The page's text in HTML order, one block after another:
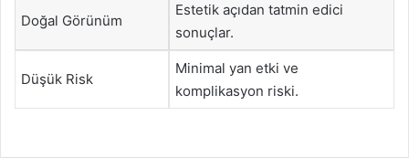
Doğal Görünüm
Estetik açıdan tatmin edici
sonuçlar.
Düşük Risk
Minimal yan etki ve
komplikasyon riski.